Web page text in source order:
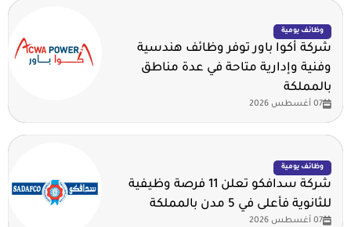
وظائف يومية
شركة أكوا باور توفر وظائف هندسية
وفنية وإدارية متاحة في عدة مناطق
بالمملكة
07 أغسطس 2026
وظائف يومية
شركة سدافكو تعلن 11 فرصة وظيفية
للثانوية فأعلى في 5 مدن بالمملكة
07 أغسطس 2026